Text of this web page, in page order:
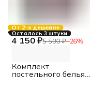
От 2-х дешевле
Осталось 3 штуки
4 150 ₽5 590 ₽−26%
Комплект
постельного белья